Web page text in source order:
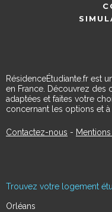
RésidenceÉtudiante.fr est
en France. Découvrez des
adaptées et faites votre
concernant les options et
Contactez-nous -
Trouvez votre logement
Orléans